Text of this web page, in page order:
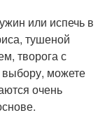
или испечь в
тушеной
творога с
можете
очень